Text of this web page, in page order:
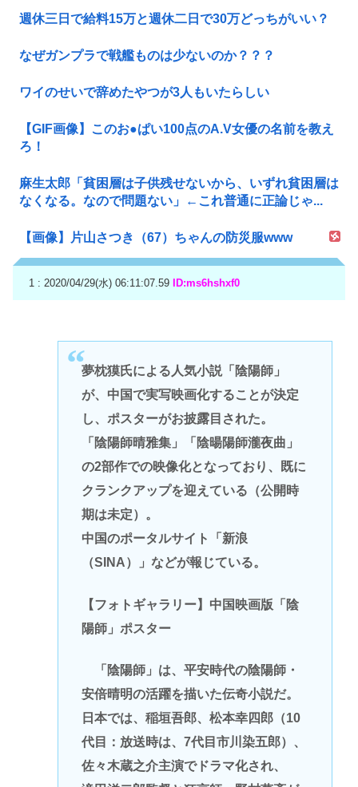
週休三日で給料15万と週休二日で30万どっちがいい？
なぜガンプラで戦艦ものは少ないのか？？？
ワイのせいで辞めたやつが3人もいたらしい
【GIF画像】このお●ぱい100点のA.V女優の名前を教え
ろ！
麻生太郎「貧困層は子供残せないから、いずれ貧困層は
なくなる。なので問題ない」←これ普通に正論じゃ...
【画像】片山さつき（67）ちゃんの防災服www
1 : 2020/04/29(水) 06:11:07.59 ID:ms6hshxf0
夢枕獏氏による人気小説「陰陽師」
が、中国で実写映画化することが決定
し、ポスターがお披露目された。
「陰陽師晴雅集」「陰暘陽師瀧夜曲」
の2部作での映像化となっており、既に
クランクアップを迎えている（公開時
期は未定）。
中国のポータルサイト「新浪
（SINA）」などが報じている。
【フォトギャラリー】中国映画版「陰
陽師」ポスター
「陰陽師」は、平安時代の陰陽師・
安倍晴明の活躍を描いた伝奇小説だ。
日本では、稲垣吾郎、松本幸四郎（10
代目：放送時は、7代目市川染五郎）、
佐々木蔵之介主演でドラマ化され、